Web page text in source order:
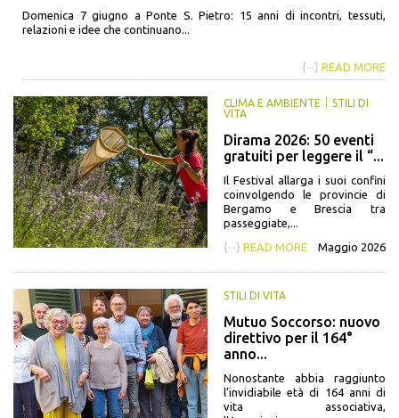
Domenica 7 giugno a Ponte S. Pietro: 15 anni di incontri, tessuti,
relazioni e idee che continuano...
{···} READ MORE
CLIMA E AMBIENTE
STILI DI
VITA
Dirama 2026: 50 eventi
gratuiti per leggere il “...
Il Festival allarga i suoi confini
coinvolgendo le provincie di
Bergamo e Brescia tra
passeggiate,...
{···} READ MORE Maggio 2026
STILI DI VITA
Mutuo Soccorso: nuovo
direttivo per il 164°
anno...
Nonostante abbia raggiunto
l’invidiabile età di 164 anni di
vita associativa,